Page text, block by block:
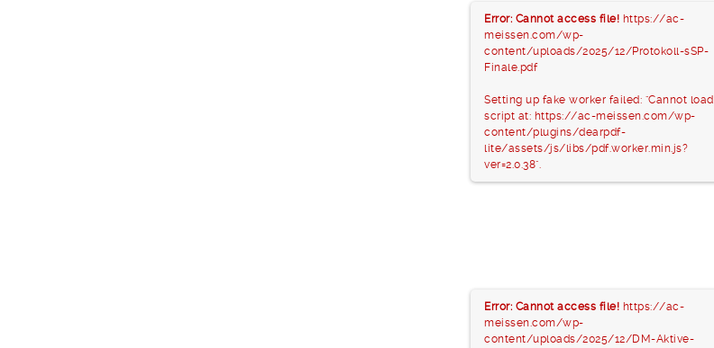
Error: Cannot access file! https://ac-
meissen.com/wp-
content/uploads/2025/12/Protokoll-sSP-
Finale.pdf
Setting up fake worker failed: "Cannot load
script at: https://ac-meissen.com/wp-
content/plugins/dearpdf-
lite/assets/js/libs/pdf.worker.min.js?
ver=2.0.38".
Error: Cannot access file! https://ac-
meissen.com/wp-
content/uploads/2025/12/DM-Aktive-